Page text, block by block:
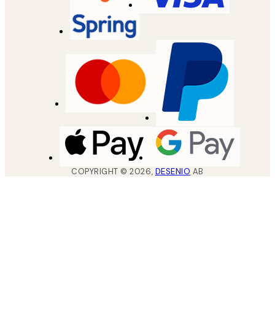
COPYRIGHT ©2026, DESENIO AB